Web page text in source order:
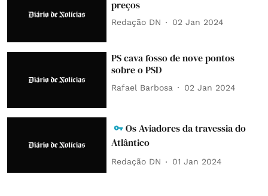
preços
Redação DN 02 Jan 2024
PS cava fosso de nove pontos
sobre o PSD
Rafael Barbosa 02 Jan 2024
Os Aviadores da travessia do
Atlântico
Redação DN 01 Jan 2024